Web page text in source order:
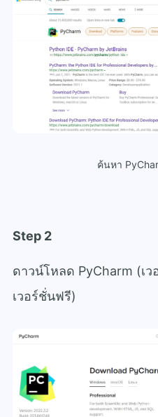
ค้นหา
Step 2
ดาวน์โหลด PyCharm (เ
เวอร์ชั่นฟรี)